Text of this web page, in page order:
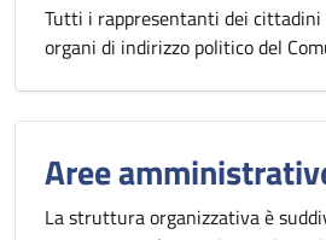
Tutti i rappresentanti dei cittadini
organi di indirizzo politico del
Aree
La struttura organizzativa è